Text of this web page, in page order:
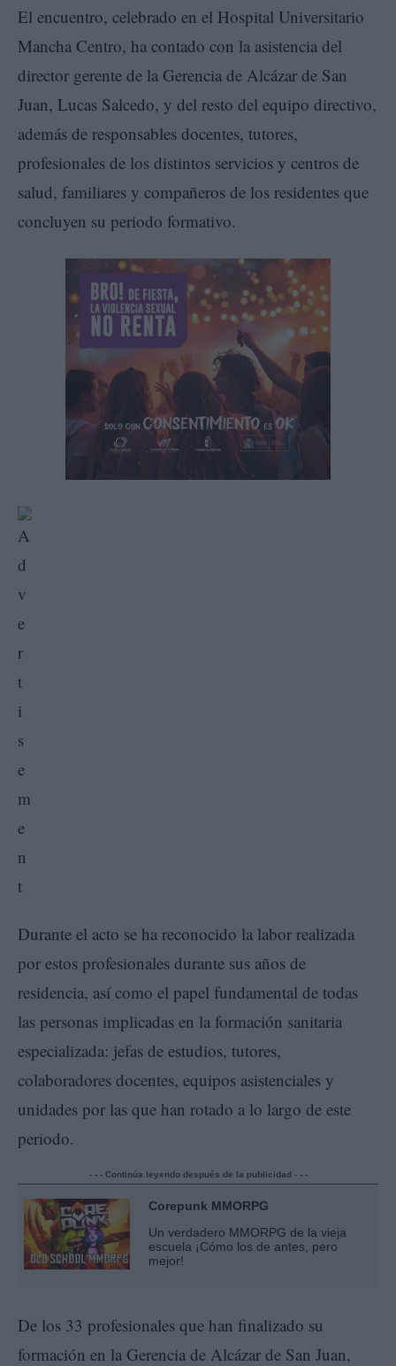
El encuentro, celebrado en el Hospital Universitario
Mancha Centro, ha contado con la asistencia del
director gerente de la Gerencia de Alcázar de San
Juan, Lucas Salcedo, y del resto del equipo directivo,
además de responsables docentes, tutores,
profesionales de los distintos servicios y centros de
salud, familiares y compañeros de los residentes que
concluyen su periodo formativo.
Durante el acto se ha reconocido la labor realizada
por estos profesionales durante sus años de
residencia, así como el papel fundamental de todas
las personas implicadas en la formación sanitaria
especializada: jefas de estudios, tutores,
colaboradores docentes, equipos asistenciales y
unidades por las que han rotado a lo largo de este
periodo.
- - - Continúa leyendo después de la publicidad - - -
Corepunk MMORPG
Un verdadero MMORPG de la vieja
escuela ¡Cómo los de antes, pero
mejor!
De los 33 profesionales que han finalizado su
formación en la Gerencia de Alcázar de San Juan,